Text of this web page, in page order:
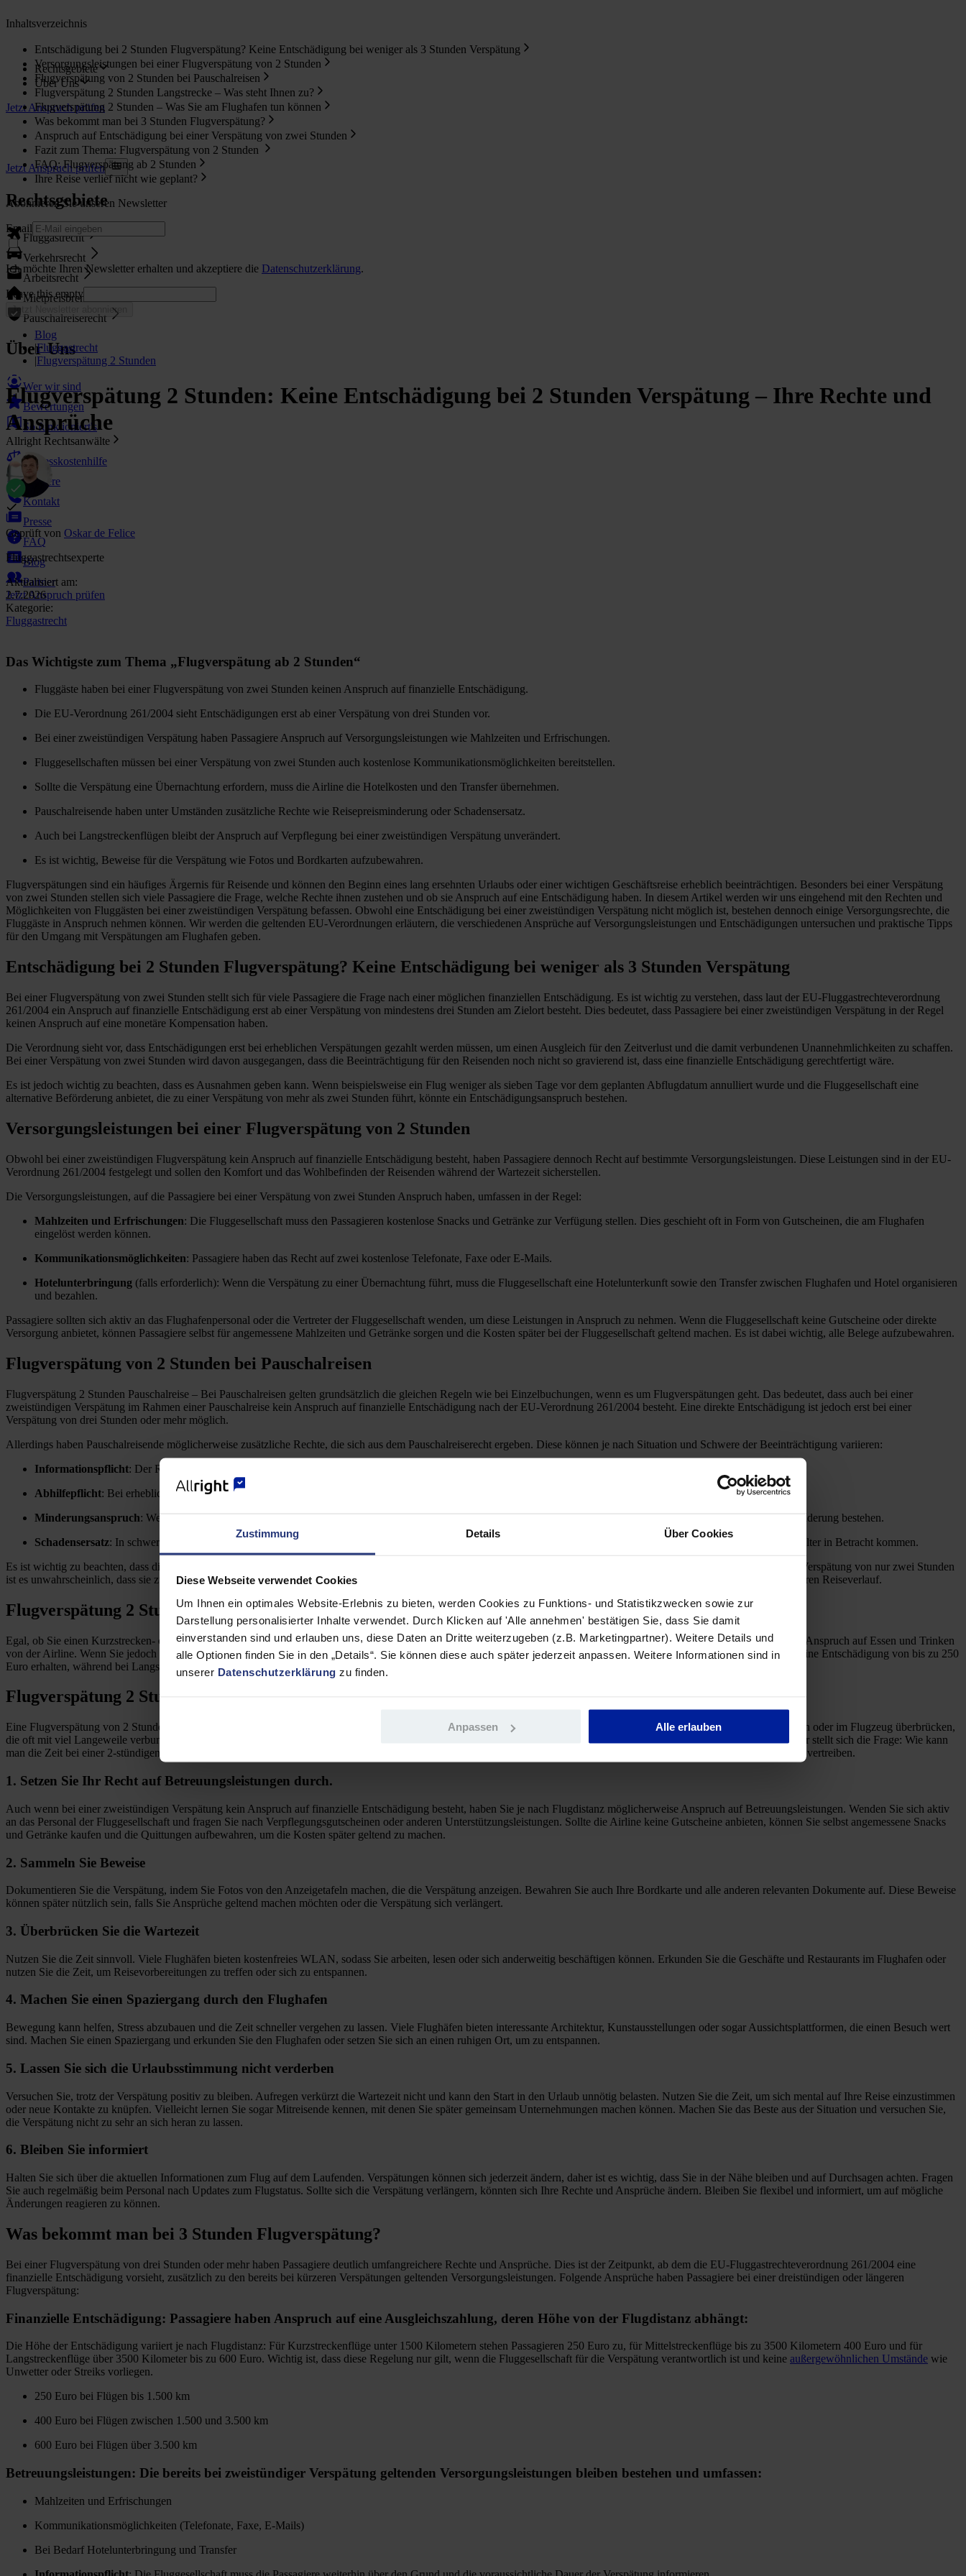
Zustimmung Details Über Cookies
Diese Webseite verwendet Cookies
Um Ihnen ein optimales Website-Erlebnis zu bieten, werden Cookies zu Funktions- und Statistikzwecken sowie zur
Darstellung personalisierter Inhalte verwendet. Durch Klicken auf 'Alle annehmen' bestätigen Sie, dass Sie damit
einverstanden sind und erlauben uns, diese Daten an Dritte weiterzugeben (z.B. Marketingpartner). Weitere Details und
alle Optionen finden Sie in den „Details“. Sie können diese auch später jederzeit anpassen. Weitere Informationen sind in
unserer Datenschutzerklärung zu finden.
Anpassen Alle erlauben
Rechtsgebiete
Über Uns
Jetzt Anspruch prüfen
Jetzt Anspruch prüfen
Rechtsgebiete
Fluggastrecht
Verkehrsrecht
Arbeitsrecht
Mietpreisbremse
Pauschalreiserecht
Über Uns
Wer wir sind
Bewertungen
So funktioniert's
Allright Rechtsanwälte
Prozesskostenhilfe
Karriere
Kontakt
Presse
FAQ
Blog
Partner
Jetzt Anspruch prüfen
Inhaltsverzeichnis
Entschädigung bei 2 Stunden Flugverspätung? Keine Entschädigung bei weniger als 3 Stunden Verspätung
Versorgungsleistungen bei einer Flugverspätung von 2 Stunden
Flugverspätung von 2 Stunden bei Pauschalreisen
Flugverspätung 2 Stunden Langstrecke – Was steht Ihnen zu?
Flugverspätung 2 Stunden – Was Sie am Flughafen tun können
Was bekommt man bei 3 Stunden Flugverspätung?
Anspruch auf Entschädigung bei einer Verspätung von zwei Stunden
Fazit zum Thema: Flugverspätung von 2 Stunden
FAQ: Flugverspätung ab 2 Stunden
Ihre Reise verlief nicht wie geplant?
Abonnieren Sie unseren Newsletter
Email
Ich möchte Ihren Newsletter erhalten und akzeptiere die Datenschutzerklärung.
Leave this empty
Jetzt Newsletter abonnieren
Blog
|Fluggastrecht
|Flugverspätung 2 Stunden
Flugverspätung 2 Stunden: Keine Entschädigung bei 2 Stunden Verspätung – Ihre Rechte und
Ansprüche
Geprüft von Oskar de Felice
Fluggastrechtsexperte
Aktualisiert am:
2.7.2026
Kategorie:
Fluggastrecht
Das Wichtigste zum Thema „Flugverspätung ab 2 Stunden“
Fluggäste haben bei einer Flugverspätung von zwei Stunden keinen Anspruch auf finanzielle Entschädigung.
Die EU-Verordnung 261/2004 sieht Entschädigungen erst ab einer Verspätung von drei Stunden vor.
Bei einer zweistündigen Verspätung haben Passagiere Anspruch auf Versorgungsleistungen wie Mahlzeiten und Erfrischungen.
Fluggesellschaften müssen bei einer Verspätung von zwei Stunden auch kostenlose Kommunikationsmöglichkeiten bereitstellen.
Sollte die Verspätung eine Übernachtung erfordern, muss die Airline die Hotelkosten und den Transfer übernehmen.
Pauschalreisende haben unter Umständen zusätzliche Rechte wie Reisepreisminderung oder Schadensersatz.
Auch bei Langstreckenflügen bleibt der Anspruch auf Verpflegung bei einer zweistündigen Verspätung unverändert.
Es ist wichtig, Beweise für die Verspätung wie Fotos und Bordkarten aufzubewahren.
Flugverspätungen sind ein häufiges Ärgernis für Reisende und können den Beginn eines lang ersehnten Urlaubs oder einer wichtigen Geschäftsreise erheblich beeinträchtigen. Besonders bei einer Verspätung
von zwei Stunden stellen sich viele Passagiere die Frage, welche Rechte ihnen zustehen und ob sie Anspruch auf eine Entschädigung haben. In diesem Artikel werden wir uns eingehend mit den Rechten und
Möglichkeiten von Fluggästen bei einer zweistündigen Verspätung befassen. Obwohl eine Entschädigung bei einer zweistündigen Verspätung nicht möglich ist, bestehen dennoch einige Versorgungsrechte, die
Fluggäste in Anspruch nehmen können. Wir werden die geltenden EU-Verordnungen erläutern, die verschiedenen Ansprüche auf Versorgungsleistungen und Entschädigungen untersuchen und praktische Tipps
für den Umgang mit Verspätungen am Flughafen geben.
Entschädigung bei 2 Stunden Flugverspätung? Keine Entschädigung bei weniger als 3 Stunden Verspätung
Bei einer Flugverspätung von zwei Stunden stellt sich für viele Passagiere die Frage nach einer möglichen finanziellen Entschädigung. Es ist wichtig zu verstehen, dass laut der EU-Fluggastrechteverordnung
261/2004 ein Anspruch auf finanzielle Entschädigung erst ab einer Verspätung von mindestens drei Stunden am Zielort besteht. Dies bedeutet, dass Passagiere bei einer zweistündigen Verspätung in der Regel
keinen Anspruch auf eine monetäre Kompensation haben.
Die Verordnung sieht vor, dass Entschädigungen erst bei erheblichen Verspätungen gezahlt werden müssen, um einen Ausgleich für den Zeitverlust und die damit verbundenen Unannehmlichkeiten zu schaffen.
Bei einer Verspätung von zwei Stunden wird davon ausgegangen, dass die Beeinträchtigung für den Reisenden noch nicht so gravierend ist, dass eine finanzielle Entschädigung gerechtfertigt wäre.
Es ist jedoch wichtig zu beachten, dass es Ausnahmen geben kann. Wenn beispielsweise ein Flug weniger als sieben Tage vor dem geplanten Abflugdatum annulliert wurde und die Fluggesellschaft eine
alternative Beförderung anbietet, die zu einer Verspätung von mehr als zwei Stunden führt, könnte ein Entschädigungsanspruch bestehen.
Versorgungsleistungen bei einer Flugverspätung von 2 Stunden
Obwohl bei einer zweistündigen Flugverspätung kein Anspruch auf finanzielle Entschädigung besteht, haben Passagiere dennoch Recht auf bestimmte Versorgungsleistungen. Diese Leistungen sind in der EU-
Verordnung 261/2004 festgelegt und sollen den Komfort und das Wohlbefinden der Reisenden während der Wartezeit sicherstellen.
Die Versorgungsleistungen, auf die Passagiere bei einer Verspätung von zwei Stunden Anspruch haben, umfassen in der Regel:
Mahlzeiten und Erfrischungen: Die Fluggesellschaft muss den Passagieren kostenlose Snacks und Getränke zur Verfügung stellen. Dies geschieht oft in Form von Gutscheinen, die am Flughafen
eingelöst werden können.
Kommunikationsmöglichkeiten: Passagiere haben das Recht auf zwei kostenlose Telefonate, Faxe oder E-Mails.
Hotelunterbringung (falls erforderlich): Wenn die Verspätung zu einer Übernachtung führt, muss die Fluggesellschaft eine Hotelunterkunft sowie den Transfer zwischen Flughafen und Hotel organisieren
und bezahlen.
Passagiere sollten sich aktiv an das Flughafenpersonal oder die Vertreter der Fluggesellschaft wenden, um diese Leistungen in Anspruch zu nehmen. Wenn die Fluggesellschaft keine Gutscheine oder direkte
Versorgung anbietet, können Passagiere selbst für angemessene Mahlzeiten und Getränke sorgen und die Kosten später bei der Fluggesellschaft geltend machen. Es ist dabei wichtig, alle Belege aufzubewahren.
Flugverspätung von 2 Stunden bei Pauschalreisen
Flugverspätung 2 Stunden Pauschalreise – Bei Pauschalreisen gelten grundsätzlich die gleichen Regeln wie bei Einzelbuchungen, wenn es um Flugverspätungen geht. Das bedeutet, dass auch bei einer
zweistündigen Verspätung im Rahmen einer Pauschalreise kein Anspruch auf finanzielle Entschädigung nach der EU-Verordnung 261/2004 besteht. Eine direkte Entschädigung ist jedoch erst bei einer
Verspätung von drei Stunden oder mehr möglich.
Allerdings haben Pauschalreisende möglicherweise zusätzliche Rechte, die sich aus dem Pauschalreiserecht ergeben. Diese können je nach Situation und Schwere der Beeinträchtigung variieren:
Informationspflicht: Der Reiseveranstalter ist verpflichtet, die Reisenden über Verspätungen und deren Auswirkungen auf den Reiseablauf zu informieren.
Abhilfepflicht: Bei erheblichen Beeinträchtigungen muss der Veranstalter Abhilfe schaffen, z.B. durch Organisation alternativer Transportmöglichkeiten.
Minderungsanspruch: Wenn durch die Verspätung wesentliche Teile der gebuchten Reiseleistungen nicht erbracht werden können, kann ein Anspruch auf Reisepreisminderung bestehen.
Schadensersatz: In schwerwiegenden Fällen, bei denen die Verspätung zu einem erheblichen Schaden führt, könnte ein Schadensersatzanspruch gegen den Reiseveranstalter in Betracht kommen.
Es ist wichtig zu beachten, dass diese zusätzlichen Rechte meist erst bei längeren Verspätungen oder wenn wesentliche Teile der Reise beeinträchtigt werden, greifen. Bei einer Verspätung von nur zwei Stunden
ist es unwahrscheinlich, dass sie zur Anwendung kommen, es sei denn, es handelt sich um besondere Umstände oder die Verspätung hat erhebliche Auswirkungen auf den weiteren Reiseverlauf.
Flugverspätung 2 Stunden Langstrecke – Was steht Ihnen zu?
Egal, ob Sie einen Kurzstrecken- oder Langstreckenflug haben, bleibt Ihr Anspruch auf Verpflegung unverändert. Bei einer Verspätung von mindestens zwei Stunden haben Sie Anspruch auf Essen und Trinken
von der Airline. Wenn Sie jedoch mit einer Verspätung von drei Stunden oder mehr am Zielort ankommen, spielt die Flugdistanz eine Rolle. Für Kurzstreckenflüge können Sie eine Entschädigung von bis zu 250
Euro erhalten, während bei Langstreckenflügen bis zu 600 Euro Entschädigung möglich ist.
Flugverspätung 2 Stunden – Was Sie am Flughafen tun können
Eine Flugverspätung von 2 Stunden kann viele Nachteile mit sich bringen. Sie kommen nicht nur später an Ihrem Ziel an, sondern müssen auch die lange Wartezeit am Flughafen oder im Flugzeug überbrücken,
die oft mit viel Langeweile verbunden ist. Besonders wenn Sie mit Kindern reisen, kann eine solche Verzögerung zu einer echten Herausforderung für die Nerven werden. Daher stellt sich die Frage: Wie kann
man die Zeit bei einer 2-stündigen Flugverspätung am Flughafen sinnvoll nutzen? Hier sind einige Tipps, um sich während der Wartezeit zu beschäftigen und die Langeweile zu vertreiben.
1. Setzen Sie Ihr Recht auf Betreuungsleistungen durch.
Auch wenn bei einer zweistündigen Verspätung kein Anspruch auf finanzielle Entschädigung besteht, haben Sie je nach Flugdistanz möglicherweise Anspruch auf Betreuungsleistungen. Wenden Sie sich aktiv
an das Personal der Fluggesellschaft und fragen Sie nach Verpflegungsgutscheinen oder anderen Unterstützungsleistungen. Sollte die Airline keine Gutscheine anbieten, können Sie selbst angemessene Snacks
und Getränke kaufen und die Quittungen aufbewahren, um die Kosten später geltend zu machen.
2. Sammeln Sie Beweise
Dokumentieren Sie die Verspätung, indem Sie Fotos von den Anzeigetafeln machen, die die Verspätung anzeigen. Bewahren Sie auch Ihre Bordkarte und alle anderen relevanten Dokumente auf. Diese Beweise
können später nützlich sein, falls Sie Ansprüche geltend machen möchten oder die Verspätung sich verlängert.
3. Überbrücken Sie die Wartezeit
Nutzen Sie die Zeit sinnvoll. Viele Flughäfen bieten kostenfreies WLAN, sodass Sie arbeiten, lesen oder sich anderweitig beschäftigen können. Erkunden Sie die Geschäfte und Restaurants im Flughafen oder
nutzen Sie die Zeit, um Reisevorbereitungen zu treffen oder sich zu entspannen.
4. Machen Sie einen Spaziergang durch den Flughafen
Bewegung kann helfen, Stress abzubauen und die Zeit schneller vergehen zu lassen. Viele Flughäfen bieten interessante Architektur, Kunstausstellungen oder sogar Aussichtsplattformen, die einen Besuch wert
sind. Machen Sie einen Spaziergang und erkunden Sie den Flughafen oder setzen Sie sich an einen ruhigen Ort, um zu entspannen.
5. Lassen Sie sich die Urlaubsstimmung nicht verderben
Versuchen Sie, trotz der Verspätung positiv zu bleiben. Aufregen verkürzt die Wartezeit nicht und kann den Start in den Urlaub unnötig belasten. Nutzen Sie die Zeit, um sich mental auf Ihre Reise einzustimmen
oder neue Kontakte zu knüpfen. Vielleicht lernen Sie sogar Mitreisende kennen, mit denen Sie später gemeinsam Unternehmungen machen können. Machen Sie das Beste aus der Situation und versuchen Sie,
die Verspätung nicht zu sehr an sich heran zu lassen.
6. Bleiben Sie informiert
Halten Sie sich über die aktuellen Informationen zum Flug auf dem Laufenden. Verspätungen können sich jederzeit ändern, daher ist es wichtig, dass Sie in der Nähe bleiben und auf Durchsagen achten. Fragen
Sie auch regelmäßig beim Personal nach Updates zum Flugstatus. Sollte sich die Verspätung verlängern, könnten sich Ihre Rechte und Ansprüche ändern. Bleiben Sie flexibel und informiert, um auf mögliche
Änderungen reagieren zu können.
Was bekommt man bei 3 Stunden Flugverspätung?
Bei einer Flugverspätung von drei Stunden oder mehr haben Passagiere deutlich umfangreichere Rechte und Ansprüche. Dies ist der Zeitpunkt, ab dem die EU-Fluggastrechteverordnung 261/2004 eine
finanzielle Entschädigung vorsieht, zusätzlich zu den bereits bei kürzeren Verspätungen geltenden Versorgungsleistungen. Folgende Ansprüche haben Passagiere bei einer dreistündigen oder längeren
Flugverspätung:
Finanzielle Entschädigung: Passagiere haben Anspruch auf eine Ausgleichszahlung, deren Höhe von der Flugdistanz abhängt:
Die Höhe der Entschädigung variiert je nach Flugdistanz: Für Kurzstreckenflüge unter 1500 Kilometern stehen Passagieren 250 Euro zu, für Mittelstreckenflüge bis zu 3500 Kilometern 400 Euro und für
Langstreckenflüge über 3500 Kilometer bis zu 600 Euro. Wichtig ist, dass diese Regelung nur gilt, wenn die Fluggesellschaft für die Verspätung verantwortlich ist und keine außergewöhnlichen Umstände wie
Unwetter oder Streiks vorliegen.
250 Euro bei Flügen bis 1.500 km
400 Euro bei Flügen zwischen 1.500 und 3.500 km
600 Euro bei Flügen über 3.500 km
Betreuungsleistungen: Die bereits bei zweistündiger Verspätung geltenden Versorgungsleistungen bleiben bestehen und umfassen:
Mahlzeiten und Erfrischungen
Kommunikationsmöglichkeiten (Telefonate, Faxe, E-Mails)
Bei Bedarf Hotelunterbringung und Transfer